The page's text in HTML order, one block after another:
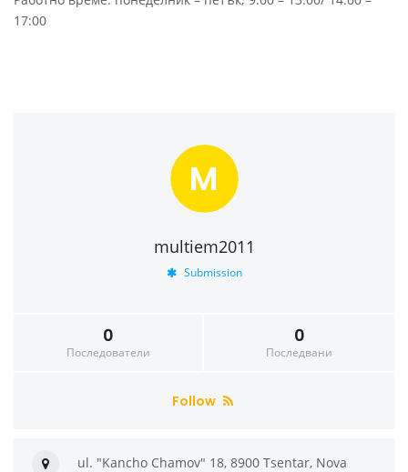
17:00
M
multiem2011
Submission
0
Последователи
0
Последвани
Follow
ul. "Kancho Chamov" 18, 8900 Tsentar, Nova